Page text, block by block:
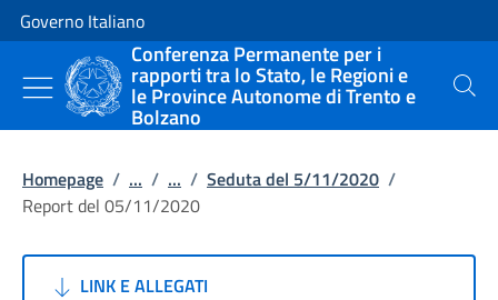
Vai al contenuto
Vai alla navigazione del sito
Governo Italiano
Conferenza Permanente per i
rapporti tra lo Stato, le Regioni e
le Province Autonome di Trento e
Bolzano
Cerca
Homepage / ... / ... / Seduta del 5/11/2020 /
Report del 05/11/2020
LINK E ALLEGATI